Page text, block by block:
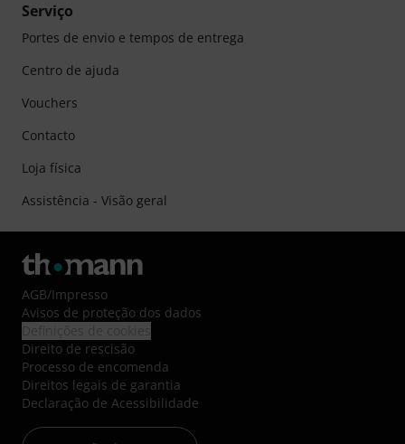
Serviço
Portes de envio e tempos de entrega
Centro de ajuda
Vouchers
Contacto
Loja física
Assistência - Visão geral
AGB/Impresso
Avisos de proteção dos dados
Direito de rescisão
Processo de encomenda
Direitos legais de garantia
Declaração de Acessibilidade